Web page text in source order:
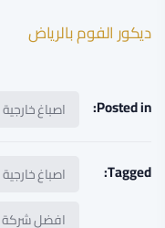
ديكور الفوم بالرياض
Posted in: اصباغ خارجية
Tagged:
اصباغ
افضل شركة